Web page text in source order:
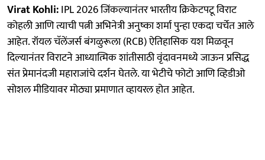
Virat Kohli:IPL 2026 जिंकल्यानंतर भारतीय क्रिकेटपटू विराट
कोहली आणि त्याची पत्नी अभिनेत्री अनुष्का शर्मा पुन्हा एकदा चर्चेत आले
आहेत. रॉयल चॅलेंजर्स बंगळुरूला (RCB) ऐतिहासिक यश मिळवून
दिल्यानंतर विराटने आध्यात्मिक शांतीसाठी वृंदावनमध्ये जाऊन प्रसिद्ध
संत प्रेमानंदजी महाराजांचे दर्शन घेतले. या भेटीचे फोटो आणि व्हिडीओ
सोशल मीडियावर मोठ्या प्रमाणात व्हायरल होत आहेत.